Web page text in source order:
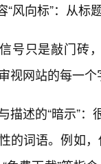
“风向标”：从标
号只是敲门砖
视网站的每一个
描述的“暗示”
的词语。例如，